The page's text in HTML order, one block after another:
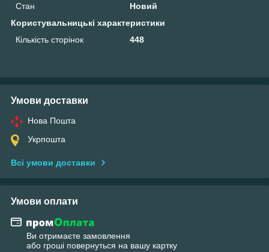
Стан
Новий
Користувальницькі характеристики
Кількість сторінок
448
Умови доставки
Нова Пошта
Укрпошта
Всі умови доставки
Умови оплати
Ви отримаєте замовлення
або гроші повернуться на вашу картку